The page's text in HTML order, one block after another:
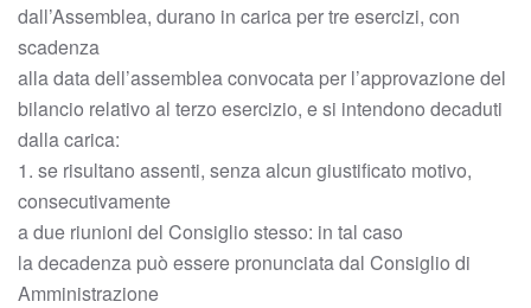
dall’Assemblea, durano in carica per tre esercizi, con
scadenza
alla data dell’assemblea convocata per l’approvazione del
bilancio relativo al terzo esercizio, e si intendono decaduti
dalla carica:
1. se risultano assenti, senza alcun giustificato motivo,
consecutivamente
a due riunioni del Consiglio stesso: in tal caso
la decadenza può essere pronunciata dal Consiglio di
Amministrazione